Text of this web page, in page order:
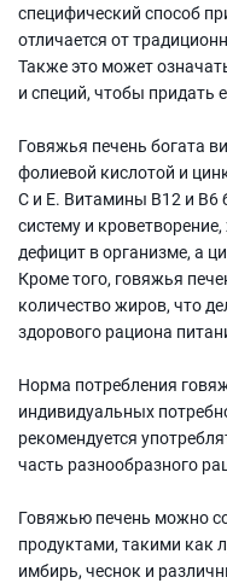
специфический способ
отличается от
Также это может
и специй, чтобы придать
Говяжья печень богата
фолиевой кислотой и
C и E. Витамины B12 и
систему и
дефицит в организме, а
Кроме того, говяжья
количество жиров, что
здорового рациона
Норма потребления
индивидуальных
рекомендуется
часть разнообразного
Говяжью печень можно
продуктами, такими как
имбирь, чеснок и